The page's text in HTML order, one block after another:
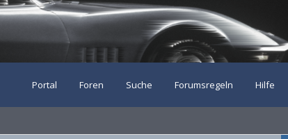
Portal Foren Suche Forumsregeln Hilfe